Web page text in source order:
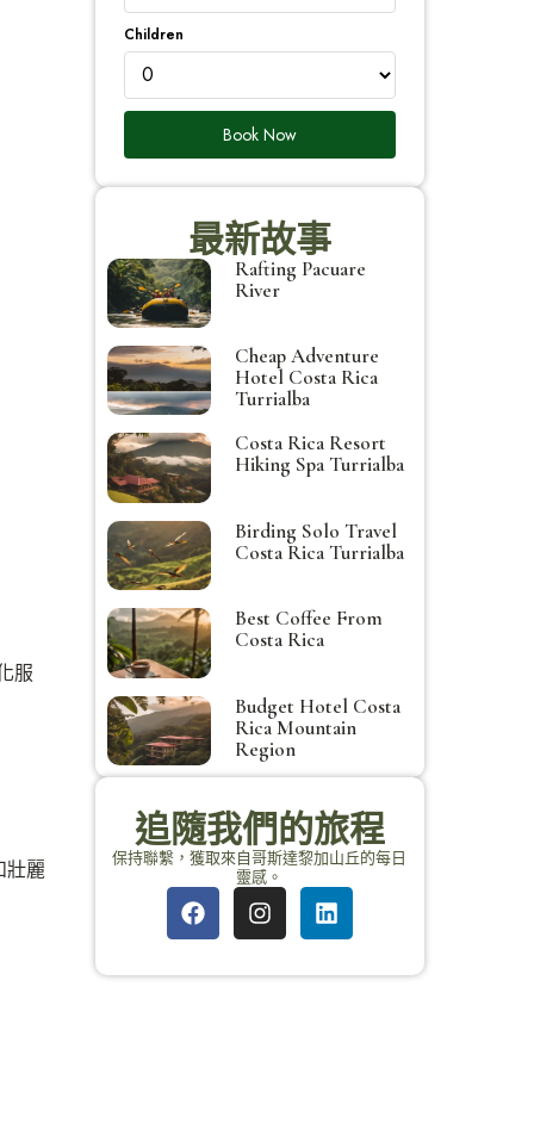
服
壯麗
Children
Book Now
最新故事
Rafting Pacuare
River
Cheap Adventure
Hotel Costa Rica
Turrialba
Costa Rica Resort
Hiking Spa Turrialba
Birding Solo Travel
Costa Rica Turrialba
Best Coffee From
Costa Rica
Budget Hotel Costa
Rica Mountain
Region
追隨我們的旅程
保持聯繫，獲取來自哥斯達黎加山丘的每日
靈感。